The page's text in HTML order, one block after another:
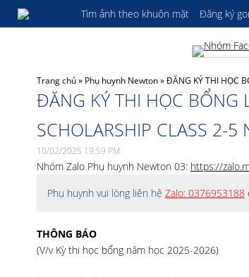
Tìm ảnh theo khuôn mặt Đăng ký
Trang chủ» Phụ huynh Newton»ĐĂNG KÝ THI HỌC
ĐĂNG KÝ THI HỌC
SCHOLARSHIP CLASS 2-
10/02/2025 19:59 PM
Nhóm Zalo Phụ huynh Newton 03: https://
Phụ huynh vui lòng liên hệ Zalo: 0376953188
THÔNG BÁO
(V/v Kỳ thi học bổng năm học 2025-2026)